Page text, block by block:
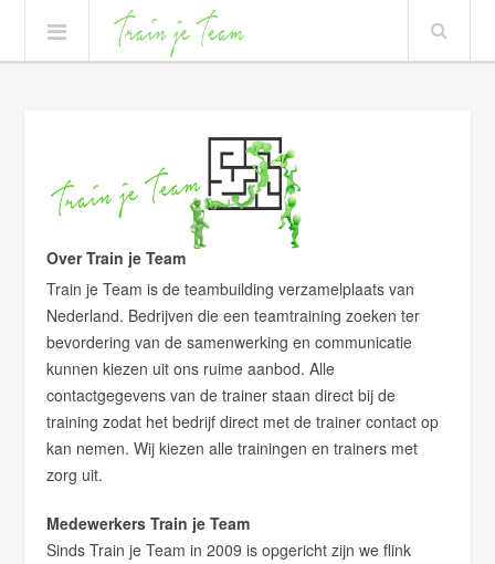
Over Train je Team
Train je Team is de teambuilding verzamelplaats van
Nederland. Bedrijven die een teamtraining zoeken ter
bevordering van de samenwerking en communicatie
kunnen kiezen uit ons ruime aanbod. Alle
contactgegevens van de trainer staan direct bij de
training zodat het bedrijf direct met de trainer contact op
kan nemen. Wij kiezen alle trainingen en trainers met
zorg uit.
Medewerkers Train je Team
Sinds Train je Team in 2009 is opgericht zijn we flink